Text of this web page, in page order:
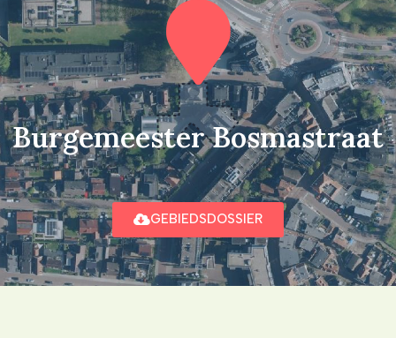
Burgemeester Bosmastraat
GEBIEDSDOSSIER